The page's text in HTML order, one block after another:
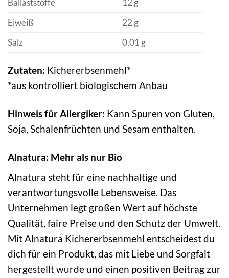
Eiweiß
22 g
Salz
0,01 g
Zutaten: Kichererbsenmehl*
*aus kontrolliert biologischem Anbau
Hinweis für Allergiker: Kann Spuren von Gluten,
Soja, Schalenfrüchten und Sesam enthalten.
Alnatura: Mehr als nur Bio
Alnatura steht für eine nachhaltige und
verantwortungsvolle Lebensweise. Das
Unternehmen legt großen Wert auf höchste
Qualität, faire Preise und den Schutz der Umwelt.
Mit Alnatura Kichererbsenmehl entscheidest du
dich für ein Produkt, das mit Liebe und Sorgfalt
hergestellt wurde und einen positiven Beitrag zur